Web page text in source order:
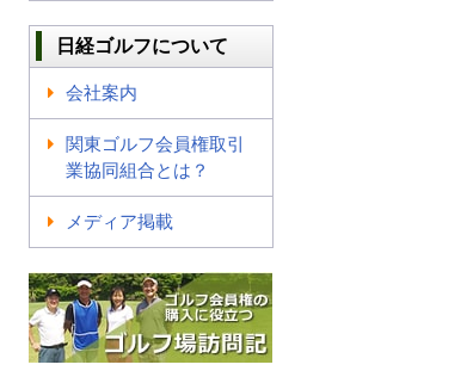
日経ゴルフについて
会社案内
関東ゴルフ会員権取引
業協同組合とは？
メディア掲載